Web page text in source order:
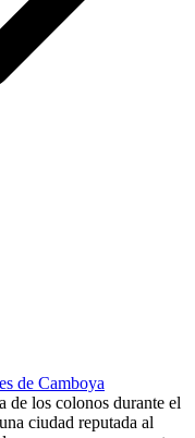
de Camboya
de los colonos durante el
ciudad reputada al